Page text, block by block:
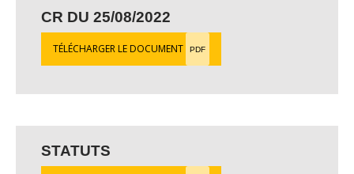
CR DU 25/08/2022
TÉLÉCHARGER LE DOCUMENT PDF
STATUTS